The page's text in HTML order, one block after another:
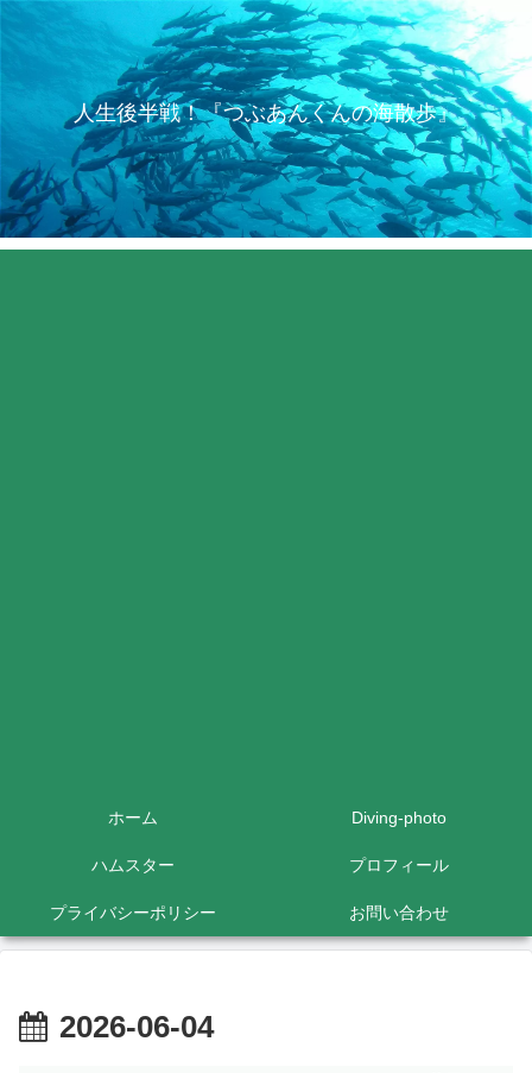
人生後半戦！『つぶあんくんの海散歩』
ホーム Diving-photo
ハムスター プロフィール
プライバシーポリシー お問い合わせ
2026-06-04